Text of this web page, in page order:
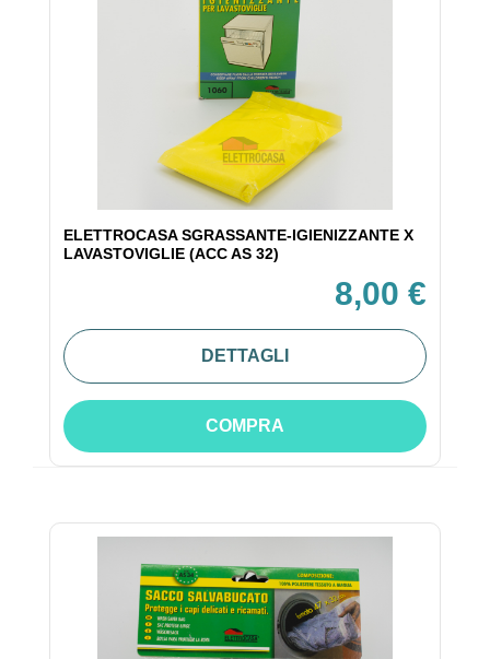
ELETTROCASA SGRASSANTE-IGIENIZZANTE X
LAVASTOVIGLIE (ACC AS 32)
8,00 €
DETTAGLI
COMPRA